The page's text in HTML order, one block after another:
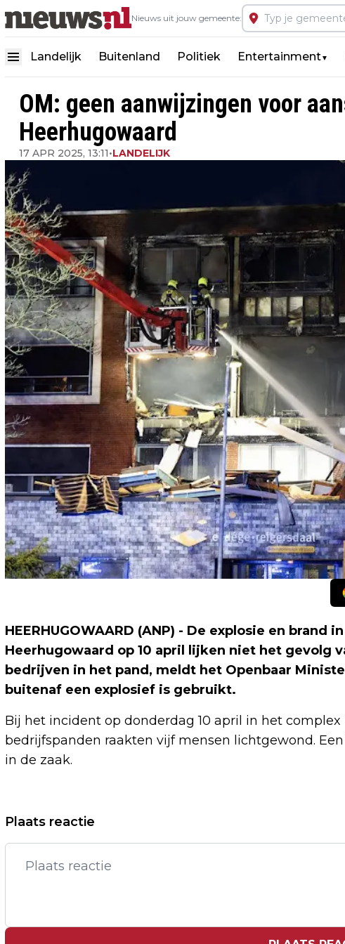
Nieuws uit jouw gemeente:
Landelijk Buitenland Politiek Entertainment▼
OM: geen aanwijzingen voor
Heerhugowaard
17 APR 2025, 13:11•LANDELIJK
HEERHUGOWAARD (ANP) - De explosie en
Heerhugowaard op 10 april lijken niet het gevolg
bedrijven in het pand, meldt het Openbaar
buitenaf een explosief is gebruikt.
Bij het incident op donderdag 10 april in het
bedrijfspanden raakten vijf mensen lichtgewond.
in de zaak.
Vorig artikel
PROVINCIES STELLEN NA EERDER
UITSTEL NIEUW WOLVENPLAN VAST
Plaats reactie